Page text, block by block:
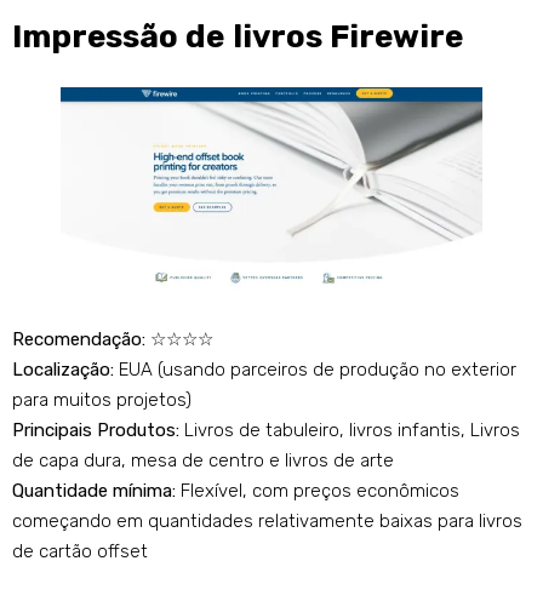
Impressão de livros Firewire
Recomendação: ☆☆☆☆
Localização: EUA (usando parceiros de produção no exterior
para muitos projetos)
Principais Produtos: Livros de tabuleiro, livros infantis, Livros
de capa dura, mesa de centro e livros de arte
Quantidade mínima: Flexível, com preços econômicos
começando em quantidades relativamente baixas para livros
de cartão offset